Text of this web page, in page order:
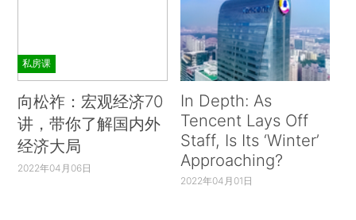
私房课
向松祚：宏观经济70
讲，带你了解国内外
经济大局
2022年04月06日
In Depth: As
Tencent Lays Off
Staff, Is Its ‘Winter’
Approaching?
2022年04月01日